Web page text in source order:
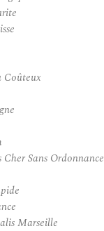
Coûteux
Sans Ordonnance
Marseille